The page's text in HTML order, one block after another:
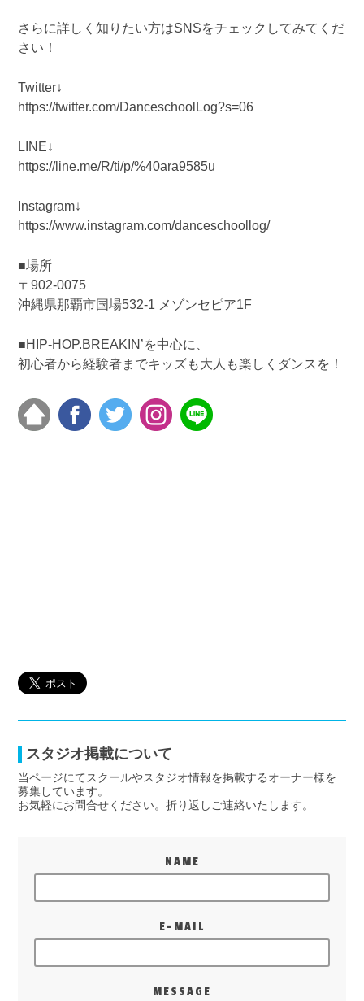
さらに詳しく知りたい方はSNSをチェックしてみてくだ
さい！
Twitter↓
https://twitter.com/DanceschoolLog?s=06
LINE↓
https://line.me/R/ti/p/%40ara9585u
Instagram↓
https://www.instagram.com/danceschoollog/
■場所
〒902-0075
沖縄県那覇市国場532-1 メゾンセピア1F
■HIP-HOP.BREAKIN’を中心に、
初心者から経験者までキッズも大人も楽しくダンスを！
スタジオ掲載について
当ページにてスクールやスタジオ情報を掲載するオーナー様を
募集しています。
お気軽にお問合せください。折り返しご連絡いたします。
NAME
E-MAIL
MESSAGE